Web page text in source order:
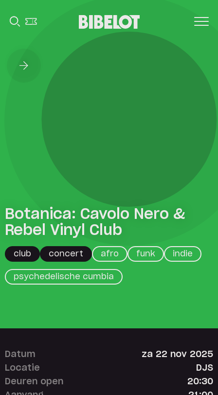
Botanica: Cavolo Nero &
Rebel Vinyl Club
club concert afro funk indie
psychedelische cumbia
Datum
za 22 nov 2025
Locatie
DJS
Deuren open
20:30